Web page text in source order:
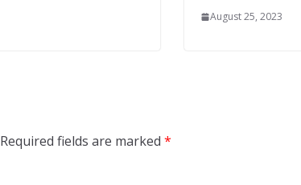
August 25, 2023
Required fields are marked *